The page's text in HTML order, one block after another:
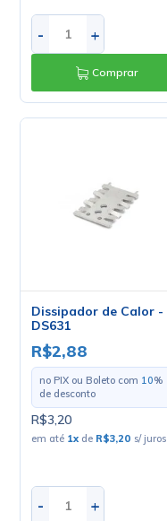
- +
Comprar
Dissipador de Calor -
DS631
R$2,88
no PIX ou Boleto com 10%
de desconto
R$3,20
em até 1x de R$3,20 s/ juros
- +